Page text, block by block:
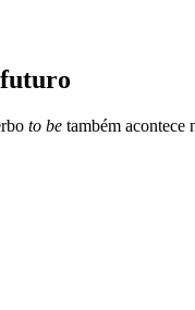
to be também acontece